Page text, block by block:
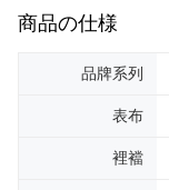
商品の仕様
品牌系列
表布
裡襠